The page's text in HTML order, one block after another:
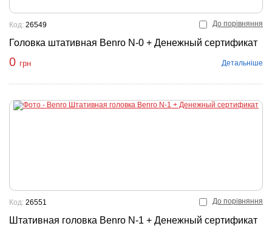
До порівняння
Головка штативная Benro N-0 + Денежный сертификат
Код: 26549
0 грн Детальніше
До порівняння
Штативная головка Benro N-1 + Денежный сертификат
Код: 26551